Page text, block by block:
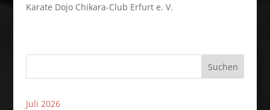
Karate Dojo Chikara-Club Erfurt e. V.
Suchen
Juli 2026